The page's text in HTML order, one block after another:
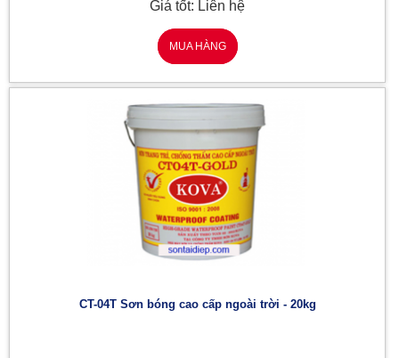
Giá tốt: Liên hệ
MUA HÀNG
CT-04T Sơn bóng cao cấp ngoài trời - 20kg